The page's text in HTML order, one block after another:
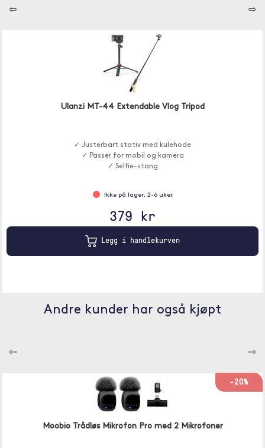
⇦ ⇨
Ulanzi MT-44 Extendable Vlog Tripod
✓ Justerbart stativ med kulehode
✓ Passer for mobil og kamera
✓ Selfie-stang
Ikke på lager, 2-6 uker
379 kr
Legg i handlekurven
Andre kunder har også kjøpt
⇦ ⇨
-20%
Moobio Trådløs Mikrofon Pro med 2 Mikrofoner